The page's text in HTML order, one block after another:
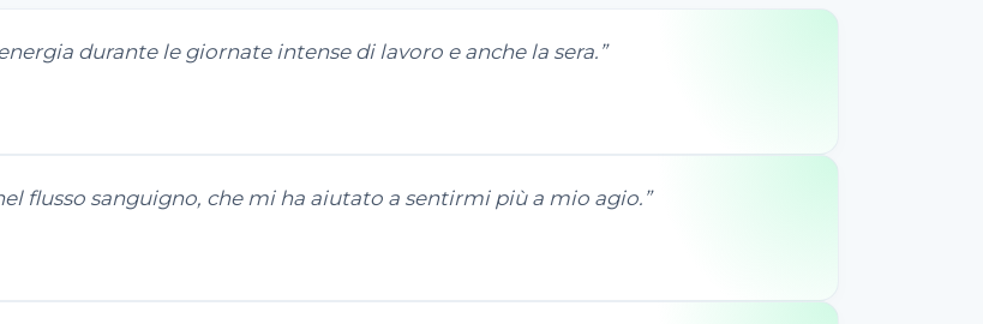
durante le giornate intense di lavoro e anche la sera. ”
flusso sanguigno, che mi ha aiutato a sentirmi più a mio agio. ”